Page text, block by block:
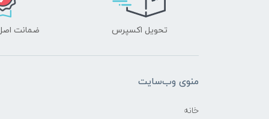
تحویل اکسپرس ضمانت
منوی وب‌سایت
خانه